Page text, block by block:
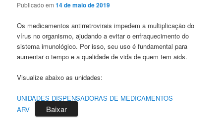
Publicado em14 de maio de 2019
Os medicamentos antirretrovirais impedem a multiplicação do
vírus no organismo, ajudando a evitar o enfraquecimento do
sistema imunológico. Por isso, seu uso é fundamental para
aumentar o tempo e a qualidade de vida de quem tem aids.
Visualize abaixo as unidades:
UNIDADES DISPENSADORAS DE MEDICAMENTOS
ARV
Baixar